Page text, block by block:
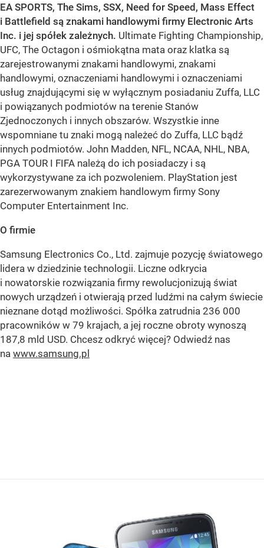
EA SPORTS, The Sims, SSX, Need for Speed, Mass Effect
i Battlefield są znakami handlowymi firmy Electronic Arts
Inc. i jej spółek zależnych. Ultimate Fighting Championship,
UFC, The Octagon i ośmiokątna mata oraz klatka są
zarejestrowanymi znakami handlowymi, znakami
handlowymi, oznaczeniami handlowymi i oznaczeniami
usług znajdującymi się w wyłącznym posiadaniu Zuffa, LLC
i powiązanych podmiotów na terenie Stanów
Zjednoczonych i innych obszarów. Wszystkie inne
wspomniane tu znaki mogą należeć do Zuffa, LLC bądź
innych podmiotów. John Madden, NFL, NCAA, NHL, NBA,
PGA TOUR I FIFA należą do ich posiadaczy i są
wykorzystywane za ich pozwoleniem. PlayStation jest
zarezerwowanym znakiem handlowym firmy Sony
Computer Entertainment Inc.
O firmie
Samsung Electronics Co., Ltd. zajmuje pozycję światowego
lidera w dziedzinie technologii. Liczne odkrycia
i nowatorskie rozwiązania firmy rewolucjonizują świat
nowych urządzeń i otwierają przed ludźmi na całym świecie
nieznane dotąd możliwości. Spółka zatrudnia 236 000
pracowników w 79 krajach, a jej roczne obroty wynoszą
187,8 mld USD. Chcesz odkryć więcej? Odwiedź nas
na www.samsung.pl